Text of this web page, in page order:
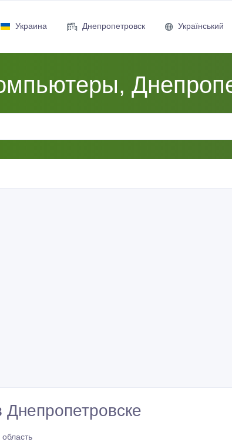
Украина Днепропетровск Український